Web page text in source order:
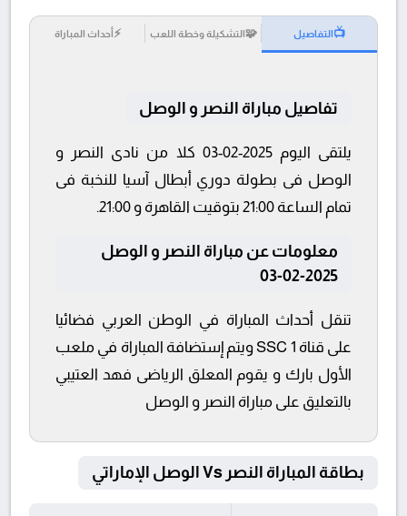
📺التفاصيل 🧩التشكيلة وخطة اللعب ⚡أحداث المباراة
تفاصيل مباراة النصر و الوصل
يلتقى اليوم 2025-02-03 كلا من نادى النصر و
الوصل فى بطولة دوري أبطال آسيا للنخبة فى
تمام الساعة 21:00 بتوقيت القاهرة و 21:00.
معلومات عن مباراة النصر و الوصل
2025-02-03
تنقل أحداث المباراة في الوطن العربي فضائيا
على قناة SSC 1 ويتم إستضافة المباراة في ملعب
الأول بارك و يقوم المعلق الرياضى فهد العتيبي
بالتعليق على مباراة النصر و الوصل
بطاقة المباراة النصر Vs الوصل الإماراتي